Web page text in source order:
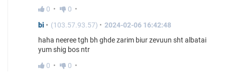
0
0
bi
(103.57.93.57)
2024-02-06 16:42:48
haha neeree tgh bh ghde zarim biur zevuun sht albatai
yum shig bos ntr
0
0